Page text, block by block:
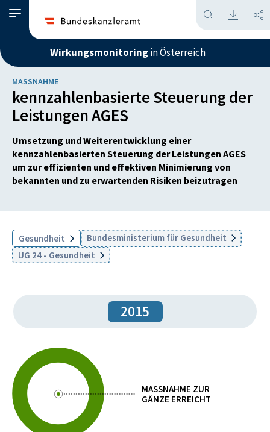
Wirkungsmonitoring in Österreich
MASSNAHME
kennzahlenbasierte Steuerung der
Leistungen AGES
Umsetzung und Weiterentwicklung einer
kennzahlenbasierten Steuerung der Leistungen AGES
um zur effizienten und effektiven Minimierung von
bekannten und zu erwartenden Risiken beizutragen
Gesundheit
Bundesministerium für Gesundheit
UG 24 - Gesundheit
2015
MASSNAHME ZUR
GÄNZE ERREICHT